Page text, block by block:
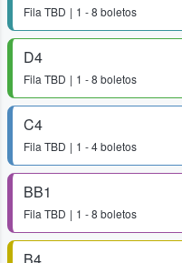
Fila TBD 1 - 8 boletos
D4
Fila TBD 1 - 8 boletos
C4
Fila TBD 1 - 4 boletos
BB1
Fila TBD 1 - 8 boletos